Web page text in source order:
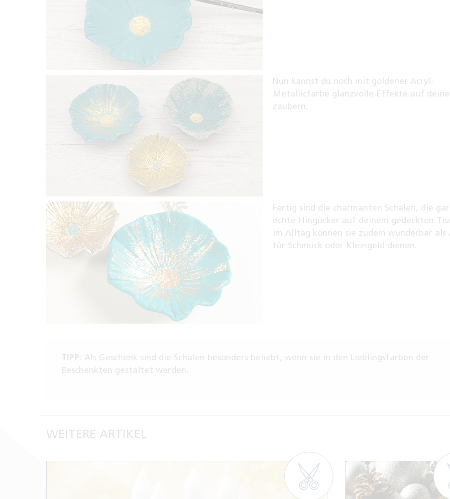
Nun kannst du noch mit goldener Acryl-
Metallicfarbe glanzvolle Effekte auf deine
zaubern.
Fertig sind die charmanten Schalen, die
echte Hingucker auf deinem gedeckten
Im Alltag können sie zudem wunderbar als
für Schmuck oder Kleingeld dienen.
TIPP: Als Geschenk sind die Schalen besonders beliebt, wenn sie in den Lieblingsfarben der
Beschenkten gestaltet werden.
WEITERE ARTIKEL